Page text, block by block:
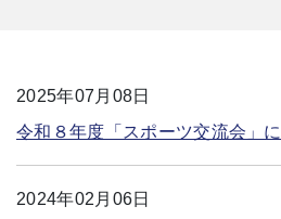
2025年07月08日
令和８年度「スポーツ交流会」
2024年02月06日